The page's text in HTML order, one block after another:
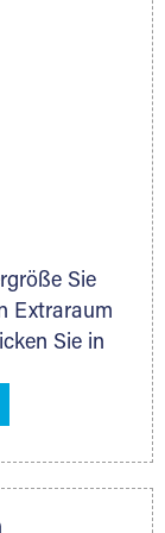
Sie
Extraraum
Sie in
möchten –
Extraraum